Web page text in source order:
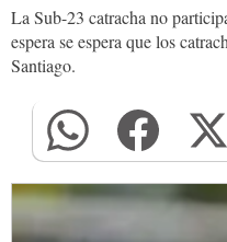
La Sub-23 catracha no
espera se espera que los
Santiago.